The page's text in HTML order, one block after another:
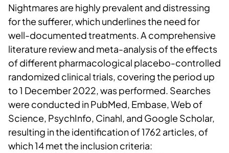
Nightmares are highly prevalent and distressing
for the sufferer, which underlines the need for
well-documented treatments. A comprehensive
literature review and meta-analysis of the effects
of different pharmacological placebo-controlled
randomized clinical trials, covering the period up
to 1 December 2022, was performed. Searches
were conducted in PubMed, Embase, Web of
Science, PsychInfo, Cinahl, and Google Scholar,
resulting in the identification of 1762 articles, of
which 14 met the inclusion criteria: